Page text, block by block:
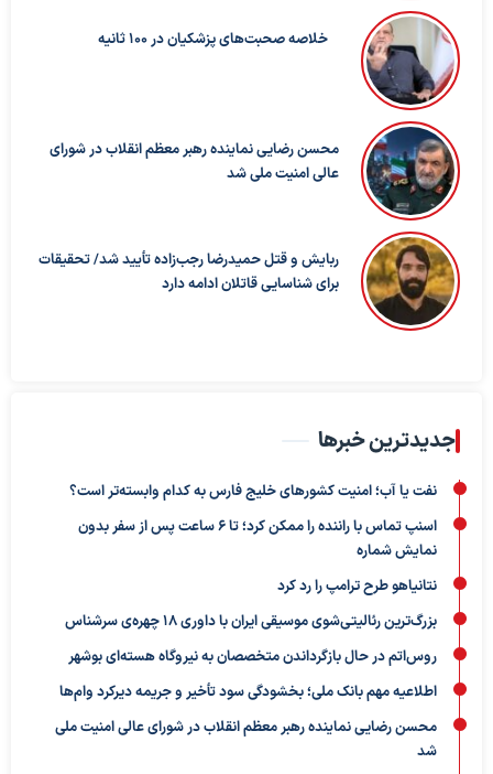
خلاصه صحبت‌های پزشکیان در ۱۰۰ ثانیه
محسن رضایی نماینده رهبر معظم انقلاب در شورای
عالی امنیت ملی شد
ربایش و قتل حمیدرضا رجب‌زاده تأیید شد/ تحقیقات
برای شناسایی قاتلان ادامه دارد
جدیدترین خبرها
نفت یا آب؛ امنیت کشورهای خلیج فارس به کدام وابسته‌تر است؟
اسنپ تماس با راننده را ممکن کرد؛ تا ۶ ساعت پس از سفر بدون
نمایش شماره
نتانیاهو طرح ترامپ را رد کرد
بزرگ‌ترین رئالیتی‌شوی موسیقی ایران با داوری ۱۸ چهره‌ی سرشناس
روس‌اتم در حال بازگرداندن متخصصان به نیروگاه هسته‌ای بوشهر
اطلاعیه مهم بانک ملی؛ بخشودگی سود تأخیر و جریمه دیرکرد وام‌ها
محسن رضایی نماینده رهبر معظم انقلاب در شورای عالی امنیت ملی
شد